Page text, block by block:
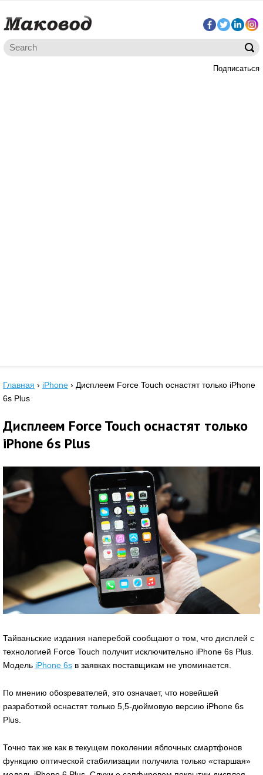
Подписаться
Главная › iPhone › Дисплеем Force Touch оснастят только iPhone
6s Plus
Дисплеем Force Touch оснастят только
iPhone 6s Plus
Тайваньские издания наперебой сообщают о том, что дисплей с
технологией Force Touch получит исключительно iPhone 6s Plus.
Модель iPhone 6s в заявках поставщикам не упоминается.
По мнению обозревателей, это означает, что новейшей
разработкой оснастят только 5,5-дюймовую версию iPhone 6s
Plus.
Точно так же как в текущем поколении яблочных смартфонов
функцию оптической стабилизации получила только «старшая»